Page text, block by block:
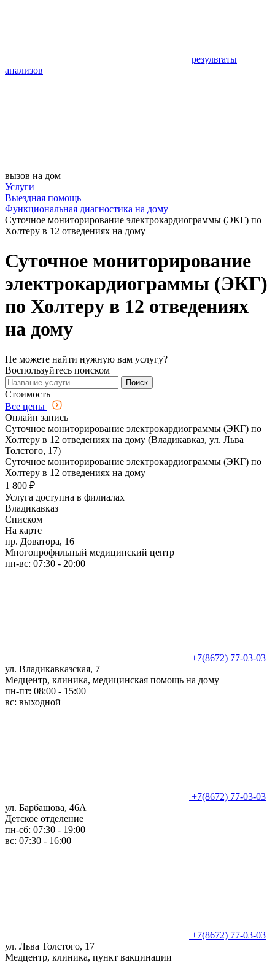
результаты
анализов
вызов на дом
Услуги
Выездная помощь
Функциональная диагностика на дому
Суточное мониторирование электрокардиограммы (ЭКГ) по
Холтеру в 12 отведениях на дому
Суточное мониторирование
электрокардиограммы (ЭКГ)
по Холтеру в 12 отведениях
на дому
Не можете найти нужную вам услугу?
Воспользуйтесь поиском
Поиск
Стоимость
Все цены
Онлайн запись
Суточное мониторирование электрокардиограммы (ЭКГ) по
Холтеру в 12 отведениях на дому (Владикавказ, ул. Льва
Толстого, 17)
Суточное мониторирование электрокардиограммы (ЭКГ) по
Холтеру в 12 отведениях на дому
1 800 ₽
Услуга доступна в филиалах
Владикавказ
Списком
На карте
пр. Доватора, 16
Многопрофильный медицинский центр
пн-вс: 07:30 - 20:00
+7(8672) 77-03-03
ул. Владикавказская, 7
Медцентр, клиника, медицинская помощь на дому
пн-пт: 08:00 - 15:00
вс: выходной
+7(8672) 77-03-03
ул. Барбашова, 46А
Детское отделение
пн-сб: 07:30 - 19:00
вс: 07:30 - 16:00
+7(8672) 77-03-03
ул. Льва Толстого, 17
Медцентр, клиника, пункт вакцинации